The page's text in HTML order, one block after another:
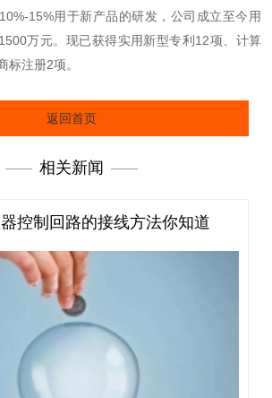
15%用于新产品的研发，公司成立至今用
万元。现已获得实用新型专利12项、计算
标注册2项。
返回首页
相关新闻
控制回路的接线方法你知道